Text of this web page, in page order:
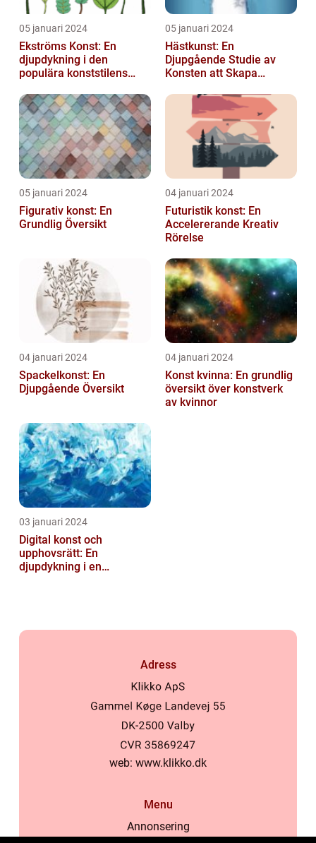
05 januari 2024
Ekströms Konst: En
djupdykning i den
populära konststilens
05 januari 2024
Hästkunst: En
Djupgående Studie av
Konsten att Skapa
05 januari 2024
Figurativ konst: En
Grundlig Översikt
04 januari 2024
Futuristik konst: En
Accelererande Kreativ
Rörelse
04 januari 2024
Spackelkonst: En
Djupgående Översikt
04 januari 2024
Konst kvinna: En grundlig
översikt över konstverk
av kvinnor
03 januari 2024
Digital konst och
upphovsrätt: En
djupdykning i en
Adress
web: www.klikko.dk
Menu
Annonsering